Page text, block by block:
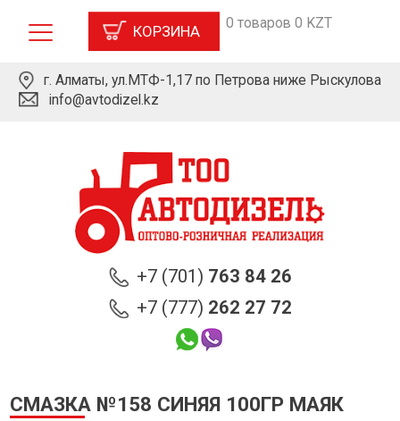
КОРЗИНА 0 товаров 0 KZT
г. Алматы, ул.МТФ-1,17 по Петрова ниже Рыскулова
info@avtodizel.kz
+7 (701) 763 84 26
+7 (777) 262 27 72
СМАЗКА №158 СИНЯЯ 100ГР МАЯК